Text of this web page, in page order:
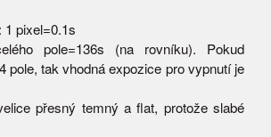
pixel=0.1s
pole=136s (na rovníku). Pokud
pole, tak vhodná expozice pro vypnutí je
přesný temný a flat, protože slabé